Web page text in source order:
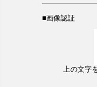
■画像認証
上の文字